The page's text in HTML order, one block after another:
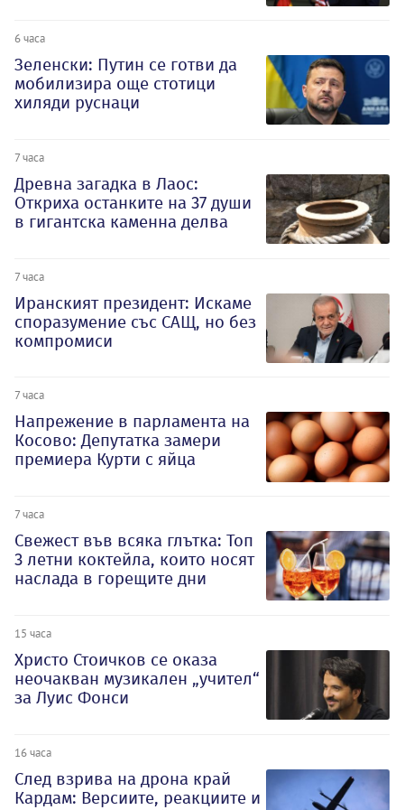
6 часа
Зеленски: Путин се готви да
мобилизира още стотици
хиляди руснаци
7 часа
Древна загадка в Лаос:
Откриха останките на 37 души
в гигантска каменна делва
7 часа
Иранският президент: Искаме
споразумение със САЩ, но без
компромиси
7 часа
Напрежение в парламента на
Косово: Депутатка замери
премиера Курти с яйца
7 часа
Свежест във всяка глътка: Топ
3 летни коктейла, които носят
наслада в горещите дни
15 часа
Христо Стоичков се оказа
неочакван музикален „учител“
за Луис Фонси
16 часа
След взрива на дрона край
Кардам: Версиите, реакциите и